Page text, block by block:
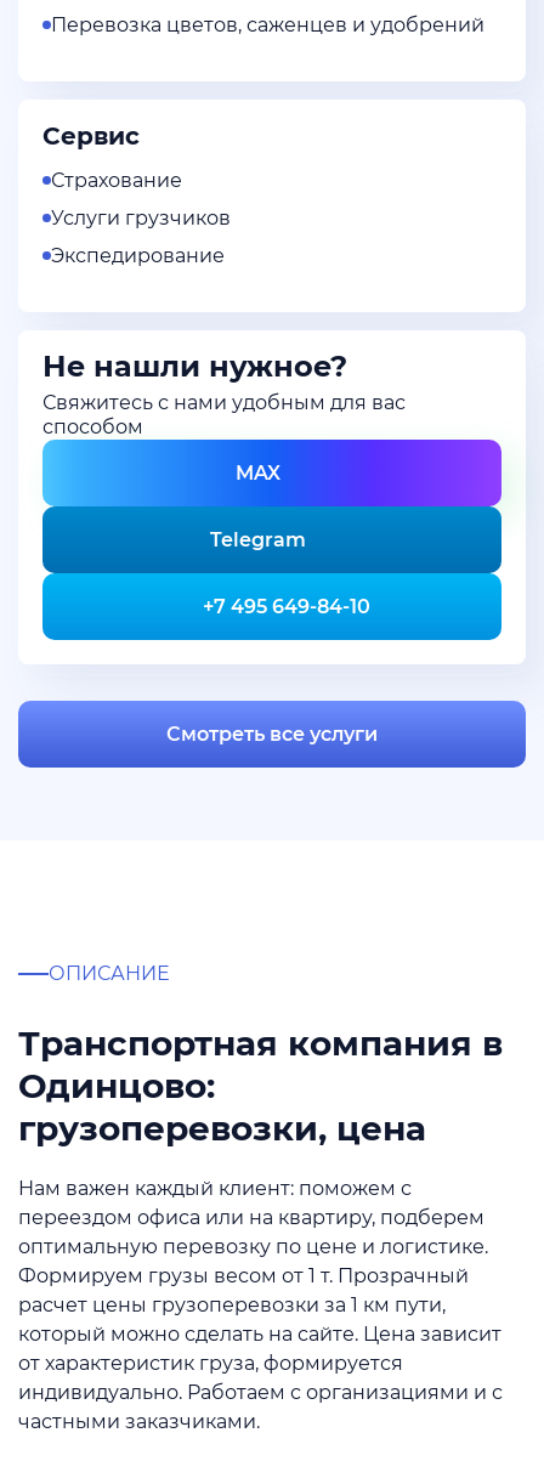
Перевозка цветов, саженцев и удобрений
Сервис
Страхование
Услуги грузчиков
Экспедирование
Не нашли нужное?
Свяжитесь с нами удобным для вас
способом
MAX
Telegram
+7 495 649-84-10
Смотреть все услуги
ОПИСАНИЕ
Транспортная компания в
Одинцово:
грузоперевозки, цена
Нам важен каждый клиент: поможем с
переездом офиса или на квартиру, подберем
оптимальную перевозку по цене и логистике.
Формируем грузы весом от 1 т. Прозрачный
расчет цены грузоперевозки за 1 км пути,
который можно сделать на сайте. Цена зависит
от характеристик груза, формируется
индивидуально. Работаем с организациями и с
частными заказчиками.